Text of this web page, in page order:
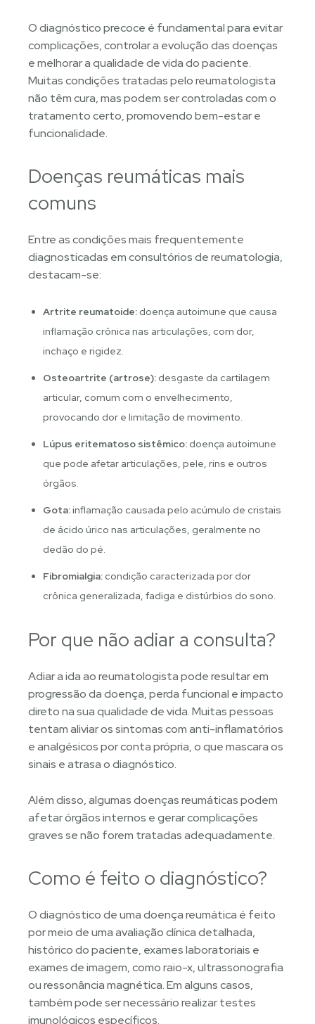
O diagnóstico precoce é fundamental para evitar
complicações, controlar a evolução das doenças
e melhorar a qualidade de vida do paciente.
Muitas condições tratadas pelo reumatologista
não têm cura, mas podem ser controladas com o
tratamento certo, promovendo bem-estar e
funcionalidade.
Doenças reumáticas mais
comuns
Entre as condições mais frequentemente
diagnosticadas em consultórios de reumatologia,
destacam-se:
Artrite reumatoide:doença autoimune que causa
inflamação crônica nas articulações, com dor,
inchaço e rigidez.
Osteoartrite (artrose):desgaste da cartilagem
articular, comum com o envelhecimento,
provocando dor e limitação de movimento.
Lúpus eritematoso sistêmico:doença autoimune
que pode afetar articulações, pele, rins e outros
órgãos.
Gota:inflamação causada pelo acúmulo de cristais
de ácido úrico nas articulações, geralmente no
dedão do pé.
Fibromialgia:condição caracterizada por dor
crônica generalizada, fadiga e distúrbios do sono.
Por que não adiar a consulta?
Adiar a ida ao reumatologista pode resultar em
progressão da doença, perda funcional e impacto
direto na sua qualidade de vida. Muitas pessoas
tentam aliviar os sintomas com anti-inflamatórios
e analgésicos por conta própria, o que mascara os
sinais e atrasa o diagnóstico.
Além disso, algumas doenças reumáticas podem
afetar órgãos internos e gerar complicações
graves se não forem tratadas adequadamente.
Como é feito o diagnóstico?
O diagnóstico de uma doença reumática é feito
por meio de uma avaliação clínica detalhada,
histórico do paciente, exames laboratoriais e
exames de imagem, como raio-x, ultrassonografia
ou ressonância magnética. Em alguns casos,
também pode ser necessário realizar testes
imunológicos específicos.